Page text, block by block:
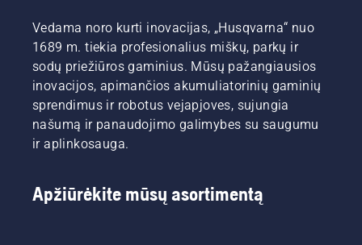
Vedama noro kurti inovacijas, „Husqvarna“ nuo
1689 m. tiekia profesionalius miškų, parkų ir
sodų priežiūros gaminius. Mūsų pažangiausios
inovacijos, apimančios akumuliatorinių gaminių
sprendimus ir robotus vejapjoves, sujungia
našumą ir panaudojimo galimybes su saugumu
ir aplinkosauga.
Apžiūrėkite mūsų asortimentą